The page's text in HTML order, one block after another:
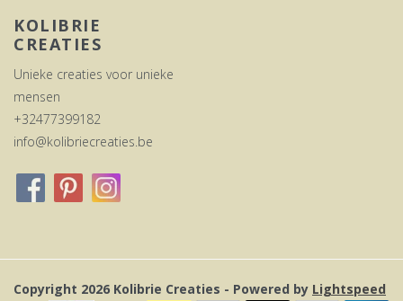
KOLIBRIE
CREATIES
Unieke creaties voor unieke
mensen
+32477399182
info@kolibriecreaties.be
Copyright 2026 Kolibrie Creaties - Powered by Lightspeed